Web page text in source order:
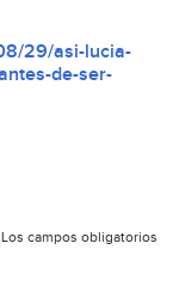
29/asi-lucia-
de-ser-
Los campos obligatorios